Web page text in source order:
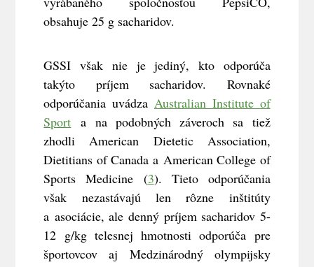
obsahuje 25 g sacharidov.
GSSI však nie je jediný, kto odporúča
takýto príjem sacharidov. Rovnaké
odporúčania uvádza Australian Institute of
Sport a na podobných záveroch sa tiež
zhodli American Dietetic Association,
Dietitians of Canada a American College of
Sports Medicine (3). Tieto odporúčania
však nezastávajú len rôzne inštitúty
a asociácie, ale denný príjem sacharidov 5-
12 g/kg telesnej hmotnosti odporúča pre
športovcov aj Medzinárodný olympijsky